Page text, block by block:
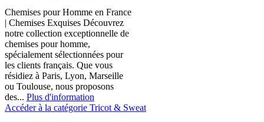
Chemises pour Homme en France
| Chemises Exquises Découvrez
notre collection exceptionnelle de
chemises pour homme,
spécialement sélectionnées pour
les clients français. Que vous
résidiez à Paris, Lyon, Marseille
ou Toulouse, nous proposons
des... Plus d'information
Accéder à la catégorie Tricot & Sweat